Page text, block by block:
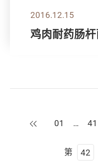
2016.12.15
鸡肉耐药肠
上一页
01 … 41
第